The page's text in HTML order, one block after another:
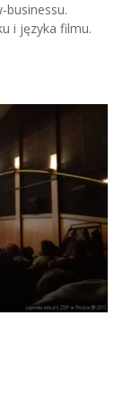
businessu.
i języka filmu.